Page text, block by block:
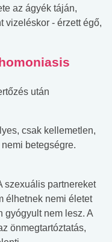
az ágyék táján,
vizeléskor - érzett égő,
után
csak kellemetlen,
betegségre.
szexuális partnereket
élhetnek nemi életet
gyógyult nem lesz. A
önmegtartóztatás,